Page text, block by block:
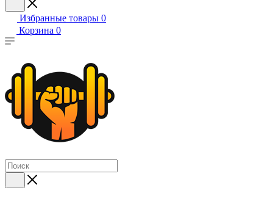
Избранные товары 0
Корзина 0